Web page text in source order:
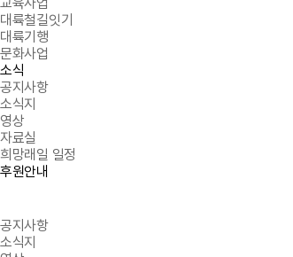
대륙철길잇기
대륙기행
문화사업
소식
공지사항
소식지
영상
자료실
희망래일 일정
후원안내
공지사항
소식지